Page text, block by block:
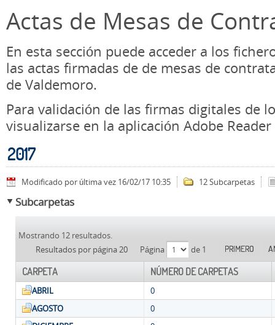
Actas de Mesas de
En esta sección puede acceder a los
las actas firmadas de de mesas de
de Valdemoro.
Para validación de las firmas digitales de
visualizarse en la aplicación Adobe Reader
2017
Modificado por última vez 16/02/17 10:35 12 Subcarpetas
Subcarpetas
Mostrando 12 resultados.
Resultados por página 20
Página de 1 PRIMERO
CARPETA NÚMERO DE CARPETAS
ABRIL
0
AGOSTO
0